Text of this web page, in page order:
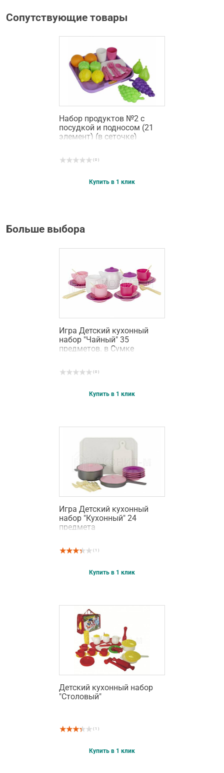
Сопутствующие товары
Набор продуктов №2 с
посудкой и подносом (21
элемент) (в сеточке)
( 0 )
Купить в 1 клик
Больше выбора
Игра Детский кухонный
набор "Чайный" 35
предметов. в Сумке
( 0 )
Купить в 1 клик
Игра Детский кухонный
набор "Кухонный" 24
предмета
( 1 )
Купить в 1 клик
Детский кухонный набор
"Столовый"
( 1 )
Купить в 1 клик